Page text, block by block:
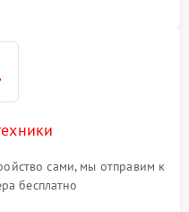
сами, мы отправим к
бесплатно